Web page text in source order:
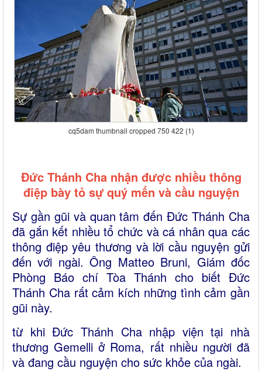
cq5dam thumbnail cropped 750 422 (1)
Đức Thánh Cha nhận được nhiều thông
điệp bày tỏ sự quý mến và cầu nguyện
Sự gần gũi và quan tâm đến Đức Thánh Cha
đã gắn kết nhiều tổ chức và cá nhân qua các
thông điệp yêu thương và lời cầu nguyện gửi
đến với ngài. Ông Matteo Bruni, Giám đốc
Phòng Báo chí Tòa Thánh cho biết Đức
Thánh Cha rất cảm kích những tình cảm gần
gũi này.
từ khi Đức Thánh Cha nhập viện tại nhà
thương Gemelli ở Roma, rất nhiều người đã
và đang cầu nguyện cho sức khỏe của ngài.